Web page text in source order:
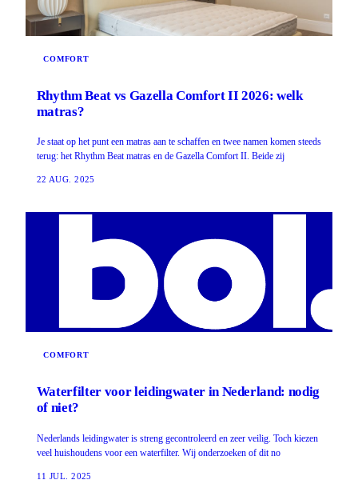
COMFORT
Rhythm Beat vs Gazella Comfort II 2026: welk
matras?
Je staat op het punt een matras aan te schaffen en twee namen komen steeds
terug: het Rhythm Beat matras en de Gazella Comfort II. Beide zij
22 AUG. 2025
COMFORT
Waterfilter voor leidingwater in Nederland: nodig
of niet?
Nederlands leidingwater is streng gecontroleerd en zeer veilig. Toch kiezen
veel huishoudens voor een waterfilter. Wij onderzoeken of dit no
11 JUL. 2025